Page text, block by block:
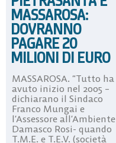
MASSAROSA:
DOVRANNO
PAGARE 20
MILIONI DI EURO
MASSAROSA. “Tutto ha
avuto inizio nel 2005 –
dichiarano il Sindaco
Franco Mungai e
l’Assessore all’Ambiente
Damasco Rosi- quando
T.M.E. e T.E.V. (società